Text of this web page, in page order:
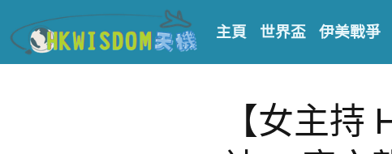
主頁 世界盃 伊美戰爭
【女主